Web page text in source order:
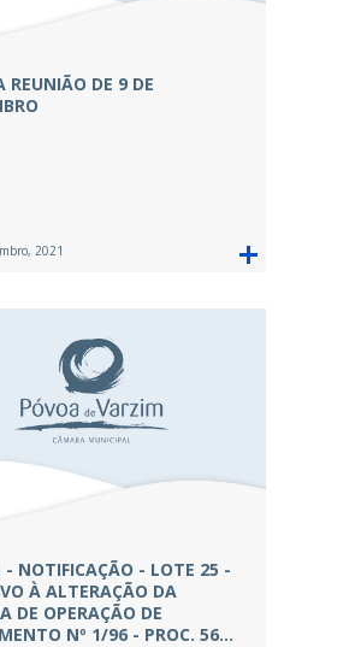
REUNIÃO DE 9 DE
2021
- NOTIFICAÇÃO - LOTE 25 -
À ALTERAÇÃO DA
DE OPERAÇÃO DE
Nº 1/96 - PROC. 56…